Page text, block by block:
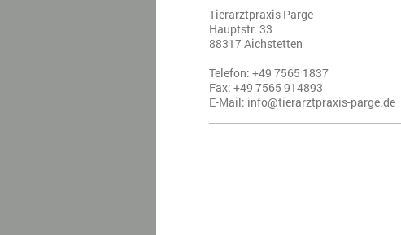
Tierarztpraxis Parge
Hauptstr. 33
88317Aichstetten
Telefon: +49 7565 1837
Fax: +49 7565 914893
E-Mail: info@tierarztpraxis-parge.de